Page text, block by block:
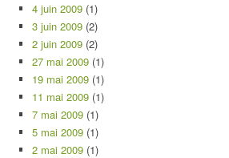
4 juin 2009 (1)
3 juin 2009 (2)
2 juin 2009 (2)
27 mai 2009 (1)
19 mai 2009 (1)
11 mai 2009 (1)
7 mai 2009 (1)
5 mai 2009 (1)
2 mai 2009 (1)